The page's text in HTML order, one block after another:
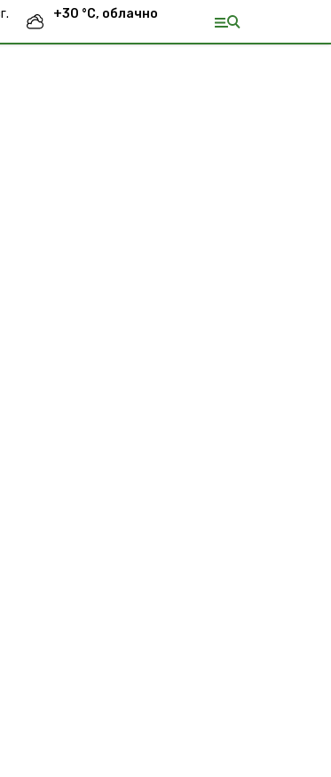
+30 °С, облачно